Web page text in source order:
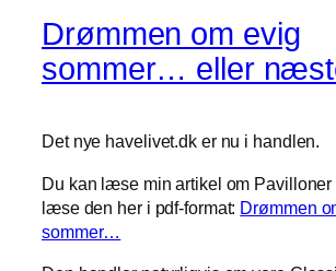
Drømmen om evig
sommer… eller
Det nye havelivet.dk er nu i handlen.
Du kan læse min artikel om Pavilloner
læse den her i pdf-format: Drømmen
sommer…